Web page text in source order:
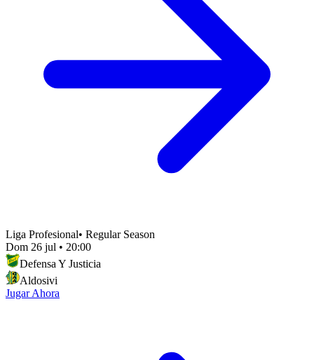
Liga Profesional• Regular Season
Dom 26 jul • 20:00
Defensa Y Justicia
Aldosivi
Jugar Ahora